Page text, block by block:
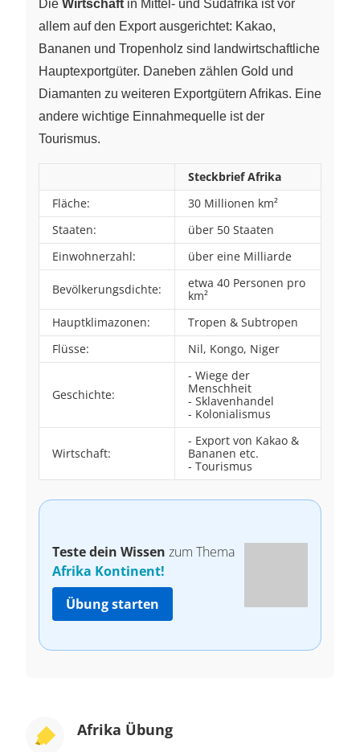
Die Wirtschaft in Mittel- und Südafrika ist vor
allem auf den Export ausgerichtet: Kakao,
Bananen und Tropenholz sind landwirtschaftliche
Hauptexportgüter. Daneben zählen Gold und
Diamanten zu weiteren Exportgütern Afrikas. Eine
andere wichtige Einnahmequelle ist der
Tourismus.
Steckbrief Afrika
Fläche:
30 Millionen km²
Staaten:
über 50 Staaten
Einwohnerzahl:
über eine Milliarde
Bevölkerungsdichte:
etwa 40 Personen pro
km²
Hauptklimazonen:
Tropen & Subtropen
Flüsse:
Nil, Kongo, Niger
Geschichte:
- Wiege der
Menschheit
- Sklavenhandel
- Kolonialismus
Wirtschaft:
- Export von Kakao &
Bananen etc.
- Tourismus
Teste dein Wissen zum Thema
Afrika Kontinent!
Übung starten
Afrika Übung